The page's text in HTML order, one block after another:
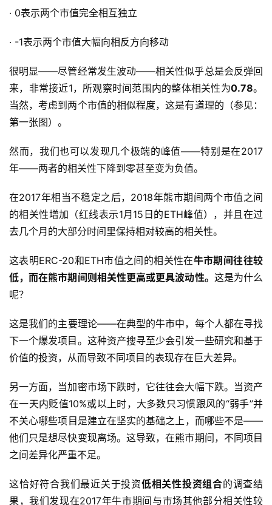
· 0表示两个市值完全相互独立
· -1表示两个市值大幅向相反方向移动
很明显——尽管经常发生波动——相关性似乎总是会反弹回
来，非常接近1，所观察时间范围内的整体相关性为0.78。
当然，考虑到两个市值的相似程度，这是有道理的（参见：
第一张图）。
然而，我们也可以发现几个极端的峰值——特别是在2017
年——两者的相关性下降到零甚至变为负值。
在2017年相当不稳定之后，2018年熊市期间两个市值之间
的相关性增加（红线表示1月15日的ETH峰值），并且在过
去几个月的大部分时间里保持相对较高的相关性。
这表明ERC-20和ETH市值之间的相关性在牛市期间往往较
低，而在熊市期间则相关性更高或更具波动性。 这是为什么
呢？
这是我们的主要理论——在典型的牛市中，每个人都在寻找
下一个爆发项目。这种资产搜寻至少会引发一些研究和基于
价值的投资，从而导致不同项目的表现存在巨大差异。
另一方面，当加密市场下跌时，它往往会大幅下跌。当资产
在一天内贬值10%或以上时，大多数只习惯跟风的“弱手”并
不关心哪些项目是建立在坚实的基础之上，而哪些不是——
他们只是想尽快变现离场。这导致，在熊市期间，不同项目
之间差异化严重不足。
这恰好符合我们最近关于投资低相关性投资组合的调查结
果，我们发现在2017年牛市期间与市场其他部分相关性较